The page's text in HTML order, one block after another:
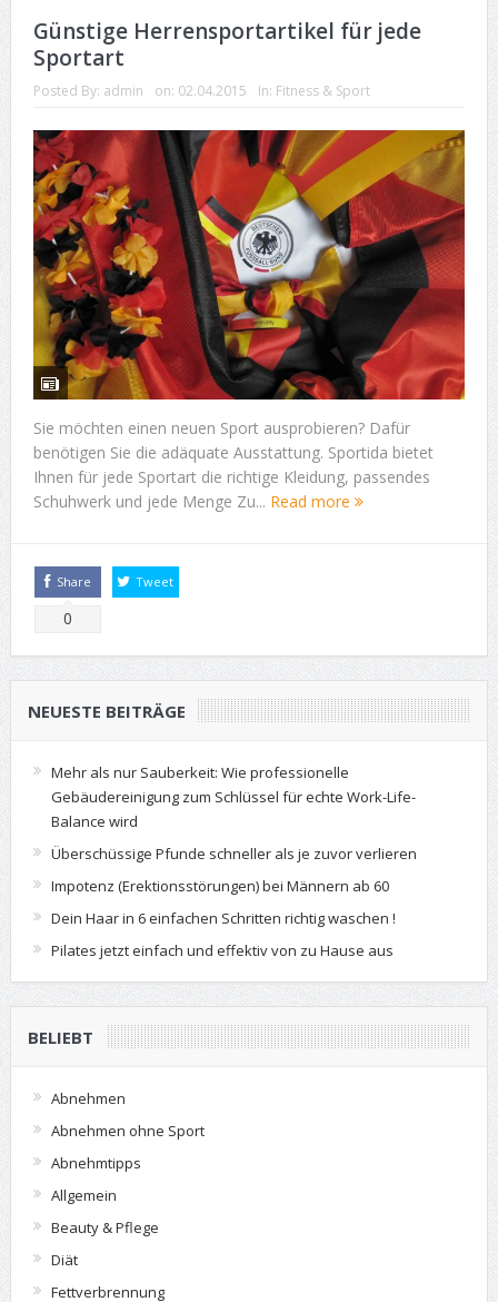
Günstige Herrensportartikel für jede
Sportart
Posted By: admin on: 02.04.2015 In: Fitness & Sport
Sie möchten einen neuen Sport ausprobieren? Dafür
benötigen Sie die adäquate Ausstattung. Sportida bietet
Ihnen für jede Sportart die richtige Kleidung, passendes
Schuhwerk und jede Menge Zu... Read more
Share
0
Tweet
NEUESTE BEITRÄGE
Mehr als nur Sauberkeit: Wie professionelle
Gebäudereinigung zum Schlüssel für echte Work-Life-
Balance wird
Überschüssige Pfunde schneller als je zuvor verlieren
Impotenz (Erektionsstörungen) bei Männern ab 60
Dein Haar in 6 einfachen Schritten richtig waschen !
Pilates jetzt einfach und effektiv von zu Hause aus
BELIEBT
Abnehmen
Abnehmen ohne Sport
Abnehmtipps
Allgemein
Beauty & Pflege
Diät
Fettverbrennung